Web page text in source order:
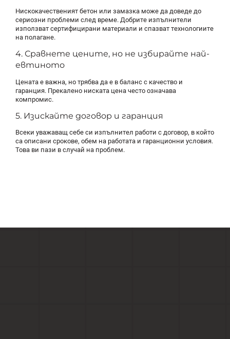
Нискокачественият бетон или замазка може да доведе до
сериозни проблеми след време. Добрите изпълнители
използват сертифицирани материали и спазват технологиите
на полагане.
4. Сравнете цените, но не избирайте най-
евтиното
Цената е важна, но трябва да е в баланс с качество и
гаранция. Прекалено ниската цена често означава
компромис.
5. Изискайте договор и гаранция
Всеки уважаващ себе си изпълнител работи с договор, в който
са описани срокове, обем на работата и гаранционни условия.
Това ви пази в случай на проблем.